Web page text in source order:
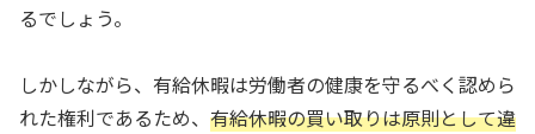
るでしょう。
しかしながら、有給休暇は労働者の健康を守るべく認めら
れた権利であるため、 有給休暇の買い取りは原則として違